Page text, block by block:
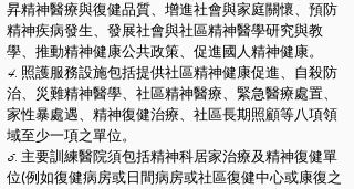
昇精神醫療與復健品質、增進社會與家庭關懷、預防
精神疾病發生、發展社會與社區精神醫學研究與教
學、推動精神健康公共政策、促進國人精神健康。
4. 照護服務設施包括提供社區精神健康促進、自殺防
治、災難精神醫學、社區精神醫療、緊急醫療處置、
家性暴處遇、精神復健治療、社區長期照顧等八項領
域至少一項之單位。
5. 主要訓練醫院須包括精神科居家治療及精神復健單
位(例如復健病房或日間病房或社區復健中心或康復之